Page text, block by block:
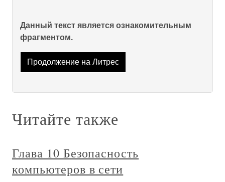
Данный текст является ознакомительным
фрагментом.
Продолжение на Литрес
Читайте также
Глава 10 Безопасность
компьютеров в сети